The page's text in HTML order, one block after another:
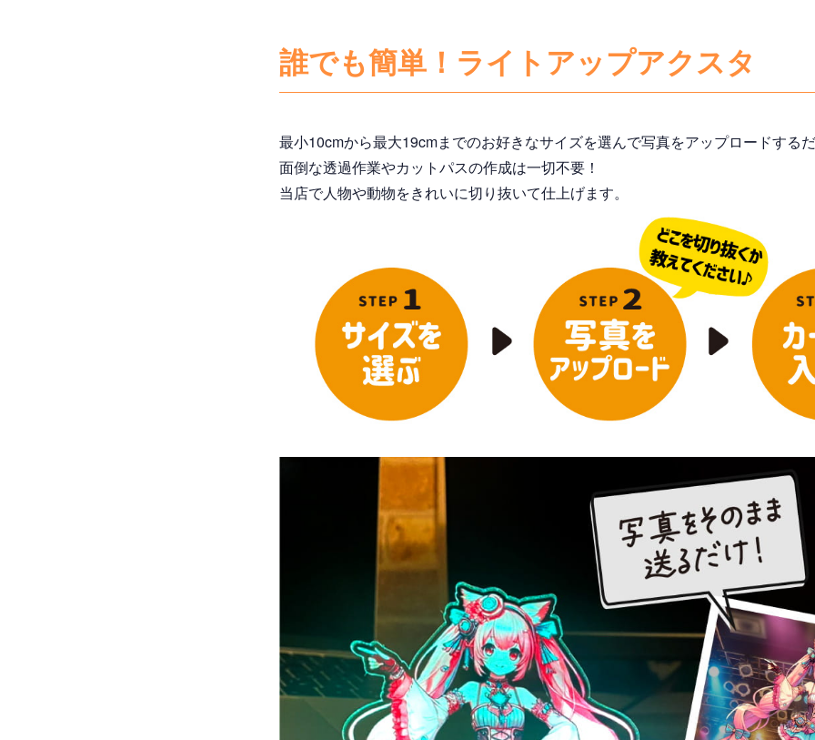
誰でも簡単！ライトアップアクスタ
最小10cmから最大19cmまでのお好きなサイズを選んで写真をアップロードする
面倒な透過作業やカットパスの作成は一切不要！
当店で人物や動物をきれいに切り抜いて仕上げます。